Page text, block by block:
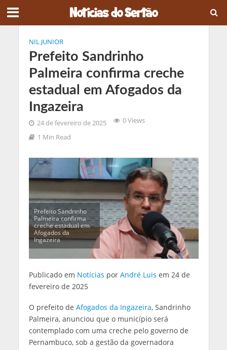
NIL JUNIOR
Prefeito Sandrinho
Palmeira confirma creche
estadual em Afogados da
Ingazeira
24 de fevereiro de 2025
0 Views
1 Min Read
Prefeito Sandrinho
Palmeira confirma
creche estadual em
Afogados da
Ingazeira
Publicado em Notícias por André Luis em 24 de
fevereiro de 2025
O prefeito de Afogados da Ingazeira, Sandrinho
Palmeira, anunciou que o município será
contemplado com uma creche pelo governo de
Pernambuco, sob a gestão da governadora